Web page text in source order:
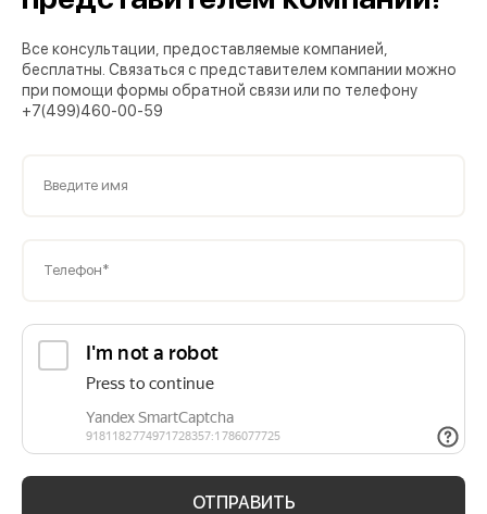
Все консультации, предоставляемые компанией,
бесплатны. Связаться с представителем компании можно
при помощи формы обратной связи или по телефону
+7(499)460-00-59
Введите имя
Телефон*
ОТПРАВИТЬ